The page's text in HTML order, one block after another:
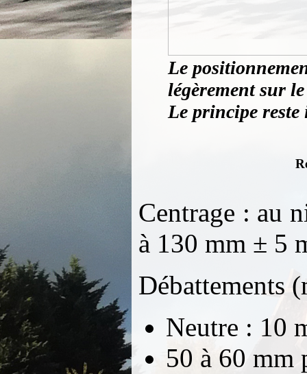
Le
légèrement sur
Le principe reste
Centrage : au
à 130 mm ± 5
Débattements
Neutre : 10
50 à 60 mm